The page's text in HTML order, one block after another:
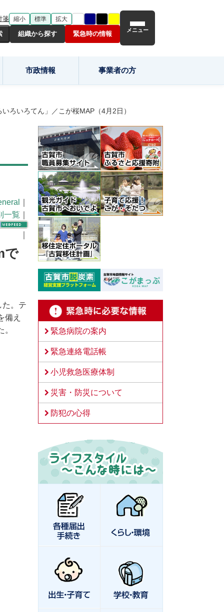
箋 縮小 標準 拡大
組織から探す 緊急時の情報 メニュー
市政情報 事業者の方
ろいろてん」／こが桜MAP（4月2日）
一覧
で
た。テ
備え
緊急病院の案内
緊急連絡電話帳
小児救急医療体制
災害・防災について
防犯の心得